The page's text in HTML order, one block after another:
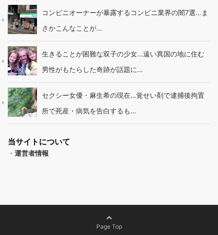
コンビニオーナーが暴露するコンビニ業界の闇7選…ま
さかこんなことが…
生きることが困難な双子の少女…遠い異国の地に住む
男性がもたらした奇跡が話題に…
セクシー女優・麻生希の現在…覚せい剤で逮捕後拘置
所で死産・病気を告白するも…
当サイトについて
・ 運営者情報
Page Top